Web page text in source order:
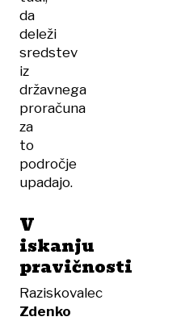
da
deleži
sredstev
iz
državnega
proračuna
za
to
področje
upadajo.
V
iskanju
pravičnosti
Raziskovalec
Zdenko